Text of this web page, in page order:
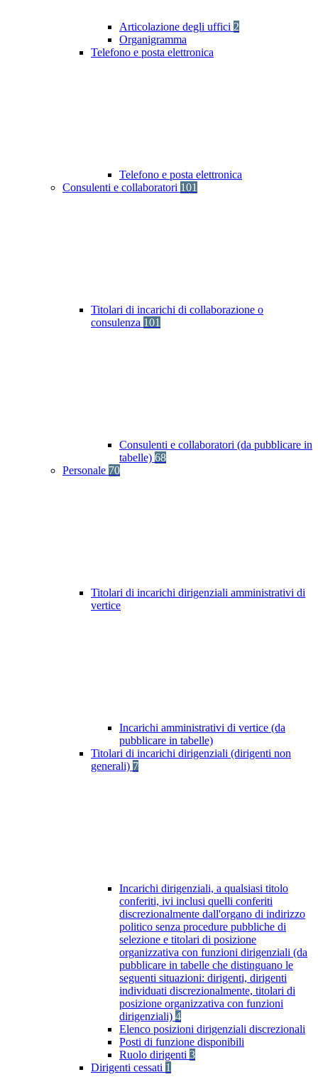
Articolazione degli uffici 2
Organigramma
Telefono e posta elettronica
Telefono e posta elettronica
Consulenti e collaboratori 101
Titolari di incarichi di collaborazione o
consulenza 101
Consulenti e collaboratori (da pubblicare in
tabelle) 68
Personale 70
Titolari di incarichi dirigenziali amministrativi di
vertice
Incarichi amministrativi di vertice (da
pubblicare in tabelle)
Titolari di incarichi dirigenziali (dirigenti non
generali) 7
Incarichi dirigenziali, a qualsiasi titolo
conferiti, ivi inclusi quelli conferiti
discrezionalmente dall'organo di indirizzo
politico senza procedure pubbliche di
selezione e titolari di posizione
organizzativa con funzioni dirigenziali (da
pubblicare in tabelle che distinguano le
seguenti situazioni: dirigenti, dirigenti
individuati discrezionalmente, titolari di
posizione organizzativa con funzioni
dirigenziali) 4
Elenco posizioni dirigenziali discrezionali
Posti di funzione disponibili
Ruolo dirigenti 3
Dirigenti cessati 1